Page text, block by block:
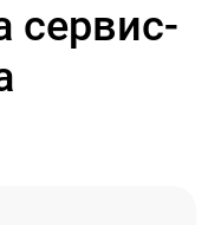
сервис-